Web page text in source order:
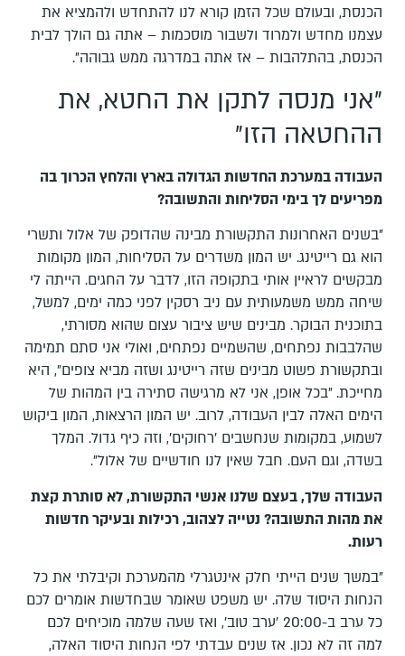
הכנסת, ובעולם שכל הזמן קורא לנו להתחדש ולהמציא את
עצמנו מחדש ולמרוד ולשבור מוסכמות – אתה גם הולך לבית
הכנסת, בהתלהבות – אז אתה במדרגה ממש גבוהה״.
״אני מנסה לתקן את החטא, את
ההחטאה הזו״
העבודה במערכת החדשות הגדולה בארץ והלחץ הכרוך בה
מפריעים לך בימי הסליחות והתשובה?
״בשנים האחרונות התקשורת מבינה שהדופק של אלול ותשרי
הוא גם רייטינג. יש המון משדרים על הסליחות, המון מקומות
מבקשים לראיין אותי בתקופה הזו, לדבר על החגים. הייתה לי
שיחה ממש משמעותית עם ניב רסקין לפני כמה ימים, למשל,
בתוכנית הבוקר. מבינים שיש ציבור עצום שהוא מסורתי,
שהלבבות נפתחים, שהשמיים נפתחים, ואולי אני סתם תמימה
ובתקשורת פשוט מבינים שזה רייטינג ושזה מביא צופים״, היא
מחייכת. ״בכל אופן, אני לא מרגישה סתירה בין המהות של
הימים האלה לבין העבודה, לרוב. יש המון הרצאות, המון ביקוש
לשמוע, במקומות שנחשבים ׳רחוקים׳, וזה כיף גדול. המלך
בשדה, וגם העם. חבל שאין לנו חודשיים של אלול״.
העבודה שלך, בעצם שלנו אנשי התקשורת, לא סותרת קצת
את מהות התשובה? נטייה לצהוב, רכילות ובעיקר חדשות
רעות.
״במשך שנים הייתי חלק אינטגרלי מהמערכת וקיבלתי את כל
הנחות היסוד שלה. יש משפט שאומר שבחדשות אומרים לכם
כל ערב ב-20:00 ׳ערב טוב׳, ואז שעה שלמה מוכיחים לכם
למה זה לא נכון. אז שנים עבדתי לפי הנחות היסוד האלה,